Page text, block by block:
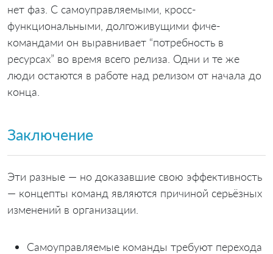
нет фаз. С самоуправляемыми, кросс-
функциональными, долгоживущими фиче-
командами он выравнивает “потребность в
ресурсах” во время всего релиза. Одни и те же
люди остаются в работе над релизом от начала до
конца.
Заключение
Эти разные — но доказавшие свою эффективность
— концепты команд являются причиной серьёзных
изменений в организации.
Самоуправляемые команды требуют перехода